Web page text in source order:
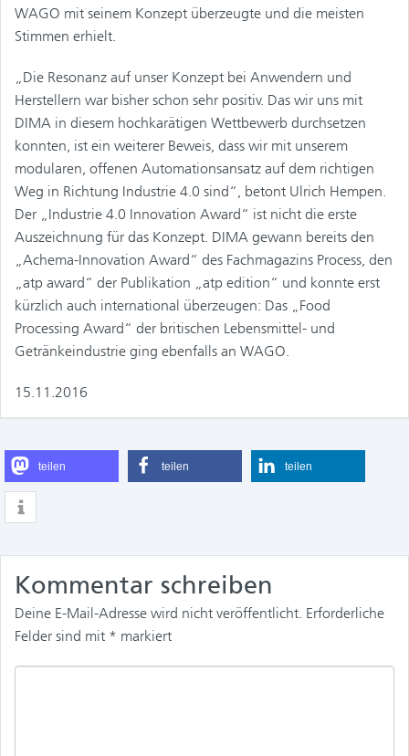
WAGO mit seinem Konzept überzeugte und die meisten
Stimmen erhielt.
„Die Resonanz auf unser Konzept bei Anwendern und
Herstellern war bisher schon sehr positiv. Das wir uns mit
DIMA in diesem hochkarätigen Wettbewerb durchsetzen
konnten, ist ein weiterer Beweis, dass wir mit unserem
modularen, offenen Automationsansatz auf dem richtigen
Weg in Richtung Industrie 4.0 sind“, betont Ulrich Hempen.
Der „Industrie 4.0 Innovation Award“ ist nicht die erste
Auszeichnung für das Konzept. DIMA gewann bereits den
„Achema-Innovation Award“ des Fachmagazins Process, den
„atp award“ der Publikation „atp edition“ und konnte erst
kürzlich auch international überzeugen: Das „Food
Processing Award“ der britischen Lebensmittel- und
Getränkeindustrie ging ebenfalls an WAGO.
15.11.2016
teilen teilen teilen
Kommentar schreiben
Deine E-Mail-Adresse wird nicht veröffentlicht. Erforderliche
Felder sind mit * markiert